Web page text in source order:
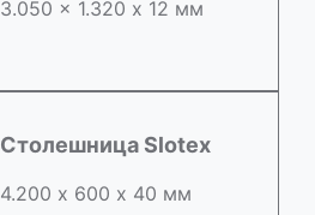
3.050 x 1.320 х 12 мм
Столешница Slotex
4.200 х 600 х 40 мм